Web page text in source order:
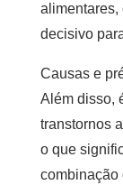
alimentares,
decisivo
Causas e
Além disso,
transtornos
o que
combinação